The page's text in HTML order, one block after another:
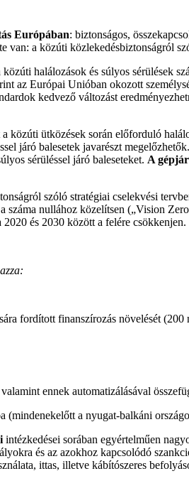
Európában: biztonságos,
a közúti közlekedésbiztonságról
halálozások és súlyos sérülések
az Európai Unióban okozott
kedvező változást
a közúti ütközések során előforduló
járó balesetek javarészt
sérüléssel járó baleseteket. A
szóló stratégiai cselekvési
száma nullához közelítsen („Vision
és 2030 között a felére csökkenjen.
fordított finanszírozás növelését
ennek automatizálásával
a nyugat-balkáni
intézkedései sorában egyértelműen
és az azokhoz kapcsolódó
ittas, illetve kábítószeres